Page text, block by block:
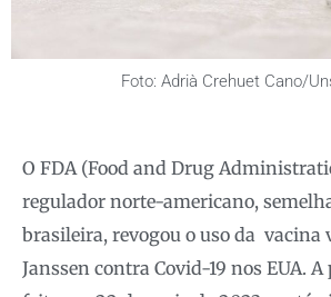
Foto: Adrià Crehuet Cano/
O FDA (Food and Drug
regulador norte-americano,
brasileira, revogou o uso da vacina
Janssen contra Covid-19 nos EUA.